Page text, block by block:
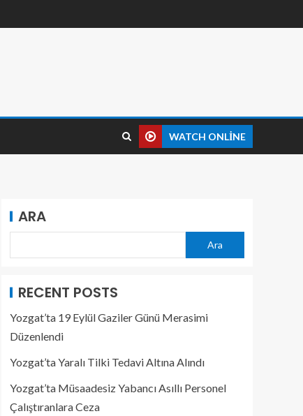
WATCH ONLINE
ARA
Ara
RECENT POSTS
Yozgat’ta 19 Eylül Gaziler Günü Merasimi
Düzenlendi
Yozgat’ta Yaralı Tilki Tedavi Altına Alındı
Yozgat’ta Müsaadesiz Yabancı Asıllı Personel
Çalıştıranlara Ceza